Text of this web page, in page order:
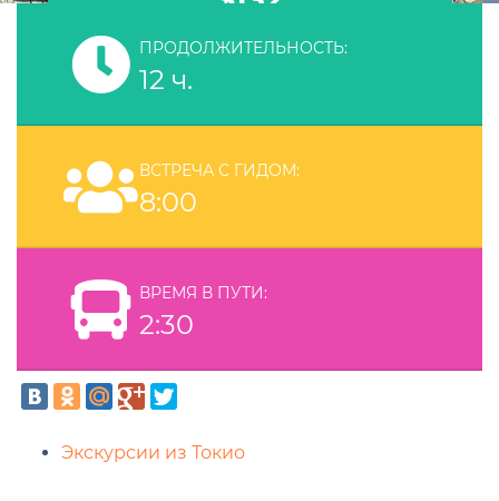
ПРОДОЛЖИТЕЛЬНОСТЬ:
12 ч.
ВСТРЕЧА С ГИДОМ:
8:00
ВРЕМЯ В ПУТИ:
2:30
Экскурсии из Токио